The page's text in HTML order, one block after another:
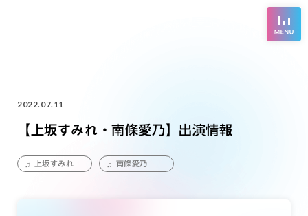
2022.07.11
【上坂すみれ・南條愛乃】出演情報
上坂すみれ 南條愛乃